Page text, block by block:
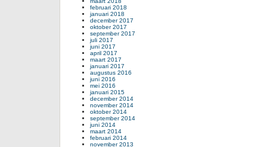
februari 2018
januari 2018
december 2017
oktober 2017
september 2017
juli 2017
juni 2017
april 2017
maart 2017
januari 2017
augustus 2016
juni 2016
mei 2016
januari 2015
december 2014
november 2014
oktober 2014
september 2014
juni 2014
maart 2014
februari 2014
november 2013